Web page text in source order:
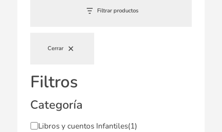
Filtrar productos
Cerrar
Filtros
Categoría
Libros y cuentos Infantiles(1)